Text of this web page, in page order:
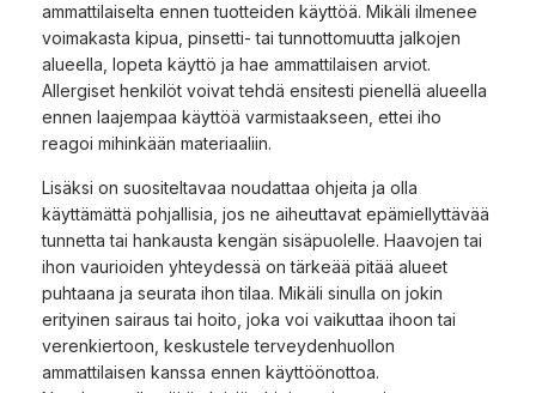
ammattilaiselta ennen tuotteiden käyttöä. Mikäli ilmenee
voimakasta kipua, pinsetti- tai tunnottomuutta jalkojen
alueella, lopeta käyttö ja hae ammattilaisen arviot.
Allergiset henkilöt voivat tehdä ensitesti pienellä alueella
ennen laajempaa käyttöä varmistaakseen, ettei iho
reagoi mihinkään materiaaliin.
Lisäksi on suositeltavaa noudattaa ohjeita ja olla
käyttämättä pohjallisia, jos ne aiheuttavat epämiellyttävää
tunnetta tai hankausta kengän sisäpuolelle. Haavojen tai
ihon vaurioiden yhteydessä on tärkeää pitää alueet
puhtaana ja seurata ihon tilaa. Mikäli sinulla on jokin
erityinen sairaus tai hoito, joka voi vaikuttaa ihoon tai
verenkiertoon, keskustele terveydenhuollon
ammattilaisen kanssa ennen käyttöönottoa.